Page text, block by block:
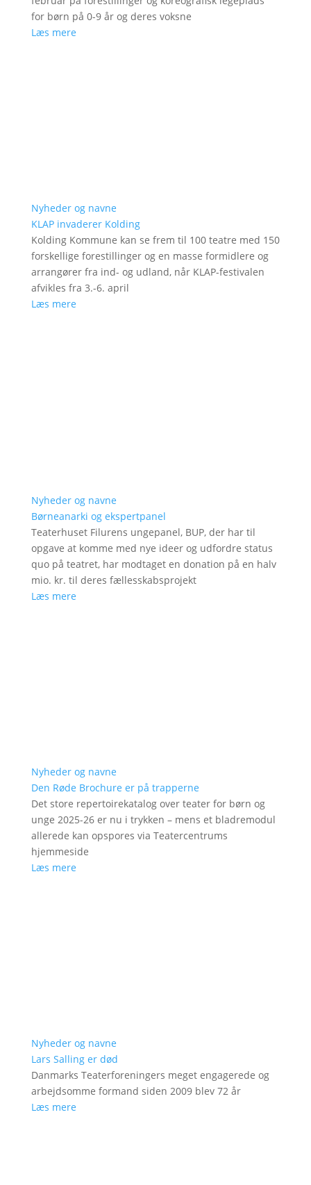
for børn på 0-9 år og deres voksne
Læs mere
Nyheder og navne
KLAP invaderer Kolding
Kolding Kommune kan se frem til 100 teatre med 150
forskellige forestillinger og en masse formidlere og
arrangører fra ind- og udland, når KLAP-festivalen
afvikles fra 3.-6. april
Læs mere
Nyheder og navne
Børneanarki og ekspertpanel
Teaterhuset Filurens ungepanel, BUP, der har til
opgave at komme med nye ideer og udfordre status
quo på teatret, har modtaget en donation på en halv
mio. kr. til deres fællesskabsprojekt
Læs mere
Nyheder og navne
Den Røde Brochure er på trapperne
Det store repertoirekatalog over teater for børn og
unge 2025-26 er nu i trykken – mens et bladremodul
allerede kan opspores via Teatercentrums
hjemmeside
Læs mere
Nyheder og navne
Lars Salling er død
Danmarks Teaterforeningers meget engagerede og
arbejdsomme formand siden 2009 blev 72 år
Læs mere